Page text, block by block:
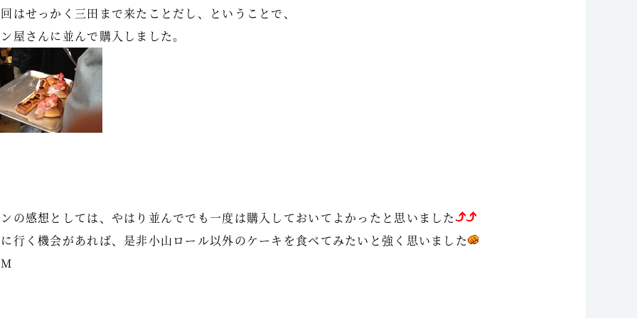
はせっかく三田まで来たことだし、ということで、
屋さんに並んで購入しました。
の感想としては、やはり並んででも一度は購入しておいてよかったと思いました
行く機会があれば、是非小山ロール以外のケーキを食べてみたいと強く思いました